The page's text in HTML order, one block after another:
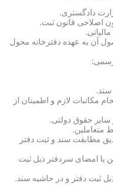
آن به عهده دفترخانه محول
رسمی:
مکاتبات لازم و اطمینان از
مطابقت سند و ثبت دفتر
با امضای سردفتر ذیل ثبت